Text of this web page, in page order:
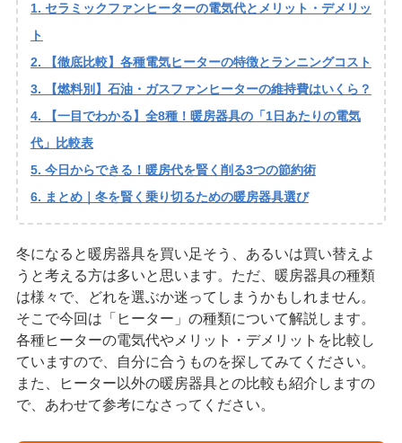
セラミックファンヒーターの電気代とメリット・デメリッ
ト
【徹底比較】各種電気ヒーターの特徴とランニングコスト
【燃料別】石油・ガスファンヒーターの維持費はいくら？
【一目でわかる】全8種！暖房器具の「1日あたりの電気
代」比較表
今日からできる！暖房代を賢く削る3つの節約術
まとめ｜冬を賢く乗り切るための暖房器具選び
冬になると暖房器具を買い足そう、あるいは買い替えよ
うと考える方は多いと思います。ただ、暖房器具の種類
は様々で、どれを選ぶか迷ってしまうかもしれません。
そこで今回は「ヒーター」の種類について解説します。
各種ヒーターの電気代やメリット・デメリットを比較し
ていますので、自分に合うものを探してみてください。
また、ヒーター以外の暖房器具との比較も紹介しますの
で、あわせて参考になさってください。